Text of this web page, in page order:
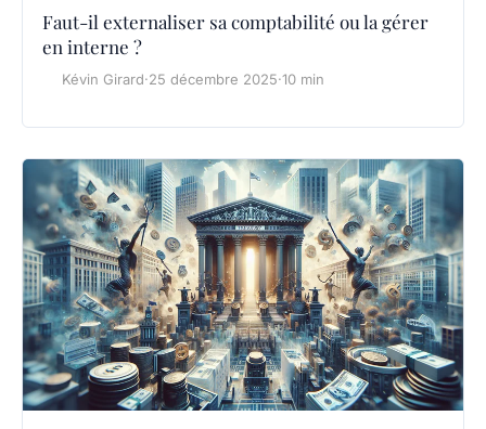
Faut-il externaliser sa comptabilité ou la gérer
en interne ?
Kévin Girard·25 décembre 2025·10 min